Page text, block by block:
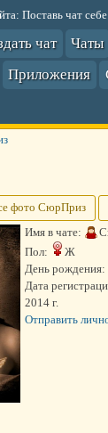
Поставь чат
чат Чаты
Приложения
фото СюрПриз
Имя в чате:
Пол:
Ж
День рождения:
Дата
2014 г.
Отправить